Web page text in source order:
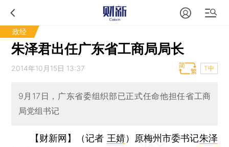
政经
朱泽君出任广东省工商局局长
2014年10月15日 13:37 T中
9月17日，广东省委组织部已正式任命他担任省工商
局党组书记
【财新网】（记者 王婧） 原梅州市委书记朱泽